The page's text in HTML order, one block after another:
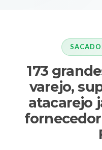
173
varejo,
atacarejo